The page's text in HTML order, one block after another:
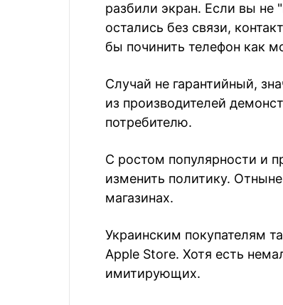
разбили экран. Если вы не
остались без связи,
бы починить телефон как
Случай не гарантийный,
из производителей
потребителю.
С ростом популярности и
изменить политику.
магазинах.
Украинским покупателям
Apple Store. Хотя есть
имитирующих.